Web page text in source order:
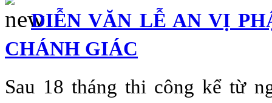
DIỄN VĂN LỄ AN VỊ
CHÁNH GIÁC
Sau 18 tháng thi công kể từ